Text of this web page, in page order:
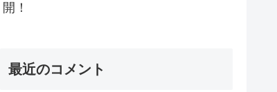
開！
最近のコメント